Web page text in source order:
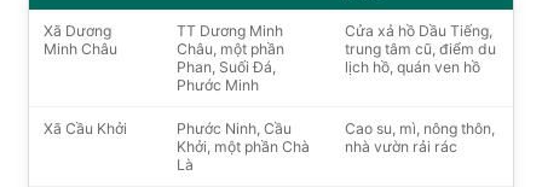
Xã Dương
Minh Châu
TT Dương Minh
Châu, một phần
Phan, Suối Đá,
Phước Minh
Cửa xả hồ Dầu Tiếng,
trung tâm cũ, điểm du
lịch hồ, quán ven hồ
Xã Cầu Khởi
Phước Ninh, Cầu
Khởi, một phần Chà
Là
Cao su, mì, nông thôn,
nhà vườn rải rác